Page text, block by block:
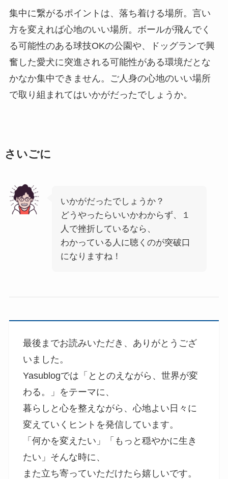
集中に繋がるポイントは、落ち着ける場所。言い
方を変えれば心地のいい場所。ボールが飛んでく
る可能性のある球技OKの公園や、ドッグランで興
奮した愛犬に突進される可能性がある環境だとな
かなか集中できません。ご人身の心地のいい場所
で取り組まれてはいかがだったでしょうか。
さいごに
いかがだったでしょうか？
どうやったらいいかわからず、１
人で挫折しているなら、
わかっている人に聴くのが突破口
になりますね！
最後までお読みいただき、ありがとうござ
いました。
Yasublogでは「ととのえながら、世界が変
わる。」をテーマに、
暮らしと心を整えながら、心地よい日々に
変えていくヒントを発信しています。
「何かを変えたい」「もっと穏やかに生き
たい」そんな時に、
また立ち寄っていただけたら嬉しいです。